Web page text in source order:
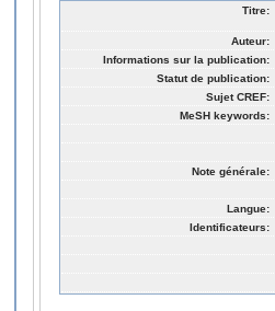
Titre:
Auteur:
Informations sur la publication:
Statut de publication:
Sujet CREF:
MeSH keywords:
Note générale:
Langue:
Identificateurs: